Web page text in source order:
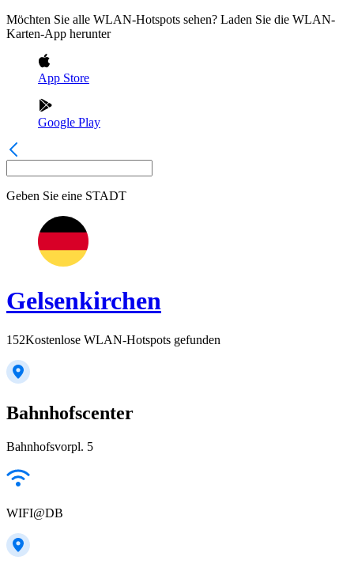
Möchten Sie alle WLAN-Hotspots sehen? Laden Sie die WLAN-
Karten-App herunter
App Store
Google Play
Geben Sie eine STADT
Gelsenkirchen
152Kostenlose WLAN-Hotspots gefunden
Bahnhofscenter
Bahnhofsvorpl. 5
WIFI@DB